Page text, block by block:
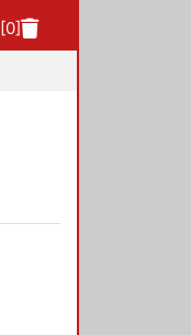
[0]